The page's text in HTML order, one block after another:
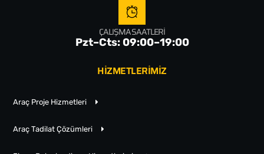
ÇALIŞMA SAATLERI
Pzt–Cts: 09:00–19:00
HİZMETLERİMİZ
Araç Proje Hizmetleri
Araç Tadilat Çözümleri